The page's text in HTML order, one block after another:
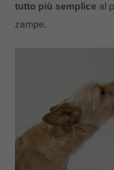
tutto più semplice al
zampe.